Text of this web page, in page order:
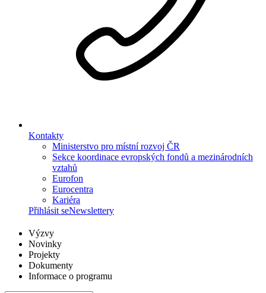
Kontakty
Ministerstvo pro místní rozvoj ČR
Sekce koordinace evropských fondů a mezinárodních
vztahů
Eurofon
Eurocentra
Kariéra
Přihlásit seNewslettery
Výzvy
Novinky
Projekty
Dokumenty
Informace o programu